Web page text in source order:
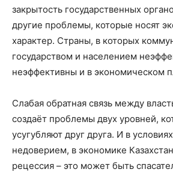
закрытость государственных
другие проблемы, которые носят
характер. Страны, в которых
государством и населением
неэффективны и в экономическом
Слабая обратная связь между
создаёт проблемы двух уровней,
усугубляют друг друга. И в
недоверием, в экономике
рецессия – это может быть